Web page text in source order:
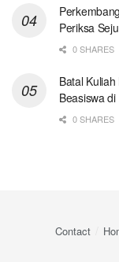
Periksa
0 SHARES
Batal
Beasiswa
0 SHARES
Contact